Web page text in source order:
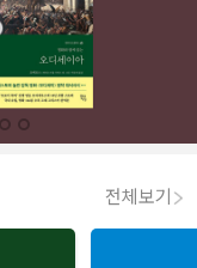
전체보기